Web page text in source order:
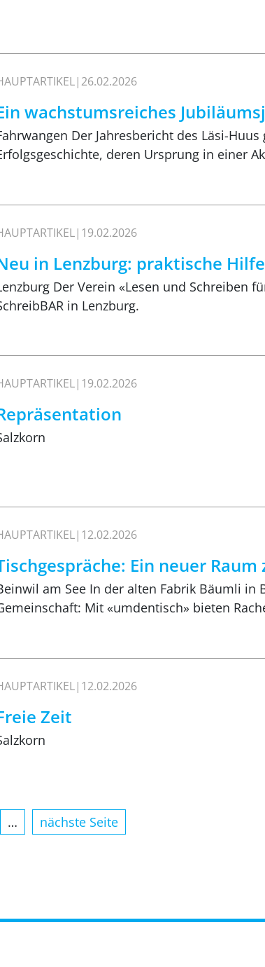
26.02.2026
wachstumsreiches
Der Jahresbericht des Läsi-
deren Ursprung in einer
19.02.2026
in Lenzburg: praktische
Der Verein «Lesen und Schreiben
in Lenzburg.
19.02.2026
12.02.2026
Ein neuer
am See In der alten Fabrik Bäumli
Mit «umdentisch» bieten
12.02.2026
Zeit
… nächste Seite